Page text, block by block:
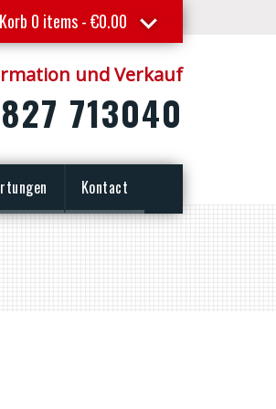
Korb 0 items -€0.00
und Verkauf
713040
Kontact